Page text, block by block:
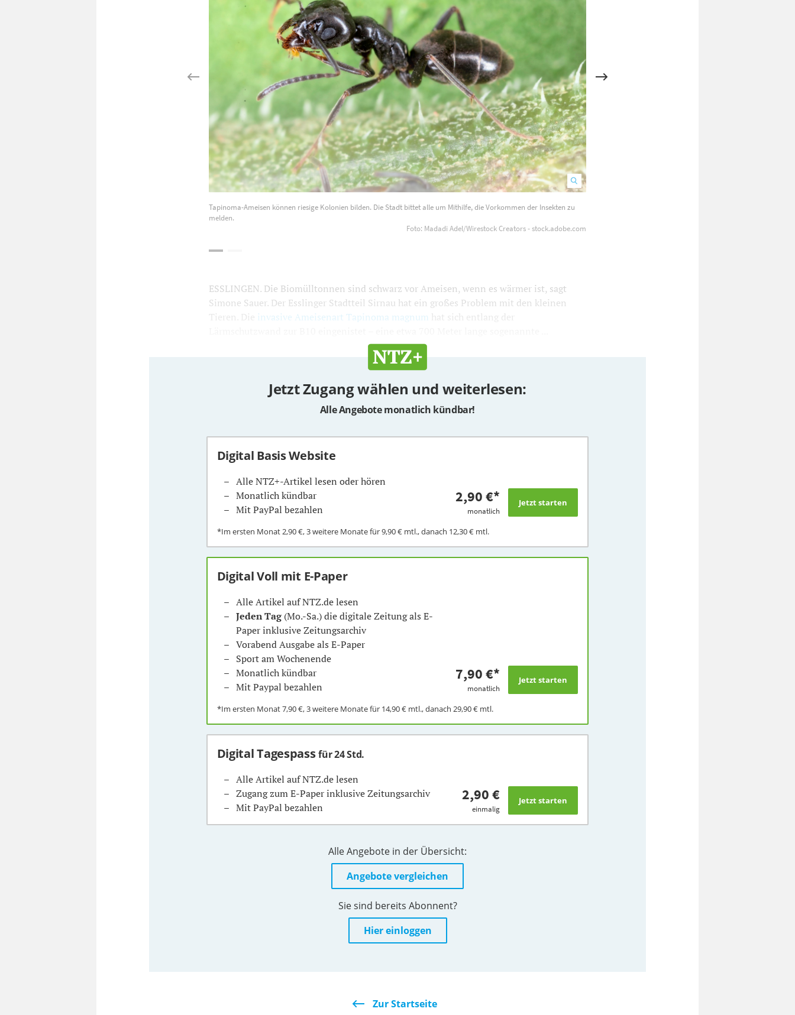
Tapinoma-Ameisen können riesige Kolonien bilden. Die Stadt bittet alle um Mithilfe, die Vorkommen der Insekten zu
melden.
Foto: Madadi Adel/Wirestock Creators - stock.adobe.com
ESSLINGEN. Die Biomülltonnen sind schwarz vor Ameisen, wenn es wärmer ist, sagt
Simone Sauer. Der Esslinger Stadtteil Sirnau hat ein großes Problem mit den kleinen
Tieren. Die
invasive Ameisenart Tapinoma magnum hat sich entlang der
Jetzt Zugang wählen und weiterlesen:
Alle Angebote monatlich kündbar!
Digital Basis Website
Alle NTZ+-Artikel lesen oder hören
Monatlich kündbar
Mit PayPal bezahlen
2,90 €*
monatlich
*Im ersten Monat2,90 €, 3 weitere Monate für9,90 €mtl., danach 12,30 €mtl.
Digital Voll mit E-Paper
Alle Artikel auf NTZ.de lesen
Jeden Tag(Mo.-Sa.) die digitale Zeitung als E-
Paper inklusive Zeitungsarchiv
Vorabend Ausgabe als E-Paper
Sport am Wochenende
Monatlich kündbar
Mit Paypal bezahlen
7,90 €*
monatlich
*Im ersten Monat7,90 €, 3 weitere Monate für 14,90 €mtl., danach 29,90 €mtl.
Digital Tagespassfür 24 Std.
Alle Artikel auf NTZ.de lesen
Zugang zum E-Paper inklusive Zeitungsarchiv
Mit PayPal bezahlen
2,90 €
einmalig
Alle Angebote in der Übersicht:
Angebote vergleichen
Sie sind bereits Abonnent?
Hier einloggen
Zur Startseite